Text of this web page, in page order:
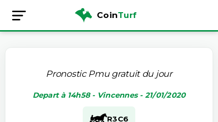
CoinTurf
Pronostic Pmu gratuit du jour
Depart à 14h58 - Vincennes - 21/01/2020
R3C6